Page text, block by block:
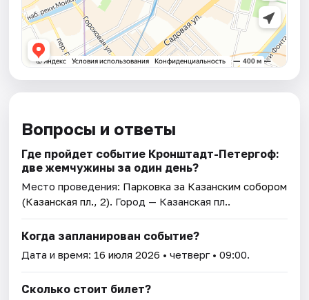
Вопросы и ответы
Где пройдет событие ​​​​​​​Кронштадт-Петергоф:
две жемчужины за один день?
Место проведения: Парковка за Казанским собором
(Казанская пл., 2). Город — Казанская пл..
Когда запланирован событие?
Дата и время: 16 июля 2026 • четверг • 09:00.
Сколько стоит билет?